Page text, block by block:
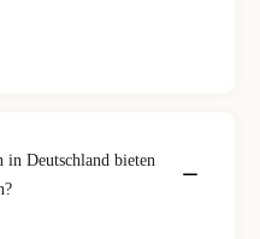
in Deutschland bieten